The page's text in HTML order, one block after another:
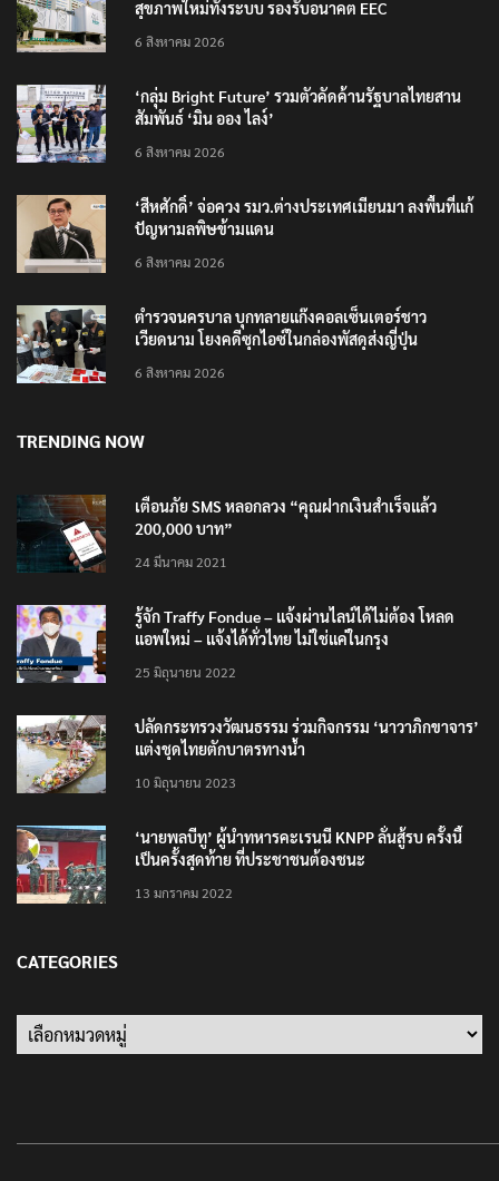
สุขภาพใหม่ทั้งระบบ รองรับอนาคต EEC
6 สิงหาคม 2026
‘กลุ่ม Bright Future’ รวมตัวคัดค้านรัฐบาลไทยสาน
สัมพันธ์ ‘มิน ออง ไลง์’
6 สิงหาคม 2026
‘สีหศักดิ์’ จ่อควง รมว.ต่างประเทศเมียนมา ลงพื้นที่แก้
ปัญหามลพิษข้ามแดน
6 สิงหาคม 2026
ตำรวจนครบาล บุกทลายแก๊งคอลเซ็นเตอร์ชาว
เวียดนาม โยงคดีซุกไอซ์ในกล่องพัสดุส่งญี่ปุ่น
6 สิงหาคม 2026
TRENDING NOW
เตือนภัย SMS หลอกลวง “คุณฝากเงินสำเร็จแล้ว
200,000 บาท”
24 มีนาคม 2021
รู้จัก Traffy Fondue – แจ้งผ่านไลน์ได้ไม่ต้อง โหลด
แอพใหม่ – แจ้งได้ทั่วไทย ไม่ใช่แค่ในกรุง
25 มิถุนายน 2022
ปลัดกระทรวงวัฒนธรรม ร่วมกิจกรรม ‘นาวาภิกขาจาร’
แต่งชุดไทยตักบาตรทางน้ำ
10 มิถุนายน 2023
‘นายพลบีทู’ ผู้นำทหารคะเรนนี KNPP ลั่นสู้รบ ครั้งนี้
เป็นครั้งสุดท้าย ที่ประชาชนต้องชนะ
13 มกราคม 2022
CATEGORIES
Categories